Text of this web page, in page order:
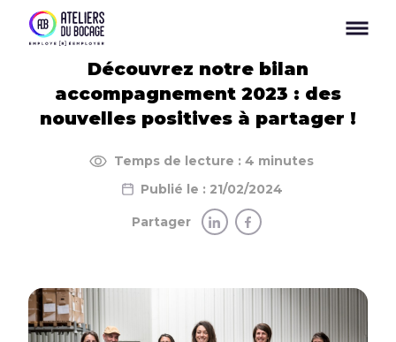
Découvrez notre bilan
accompagnement 2023 : des
nouvelles positives à partager !
Temps de lecture : 4 minutes
Publié le : 21/02/2024
Partager
Panneau de gestion des cookies